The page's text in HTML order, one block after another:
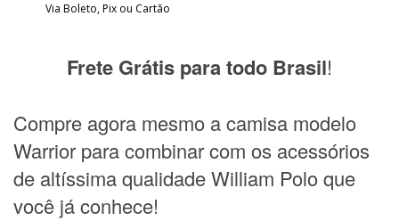
Via Boleto, Pix ou Cartão
Frete Grátis para todo Brasil!
Compre agora mesmo a camisa modelo
Warrior para combinar com os acessórios
de altíssima qualidade William Polo que
você já conhece!